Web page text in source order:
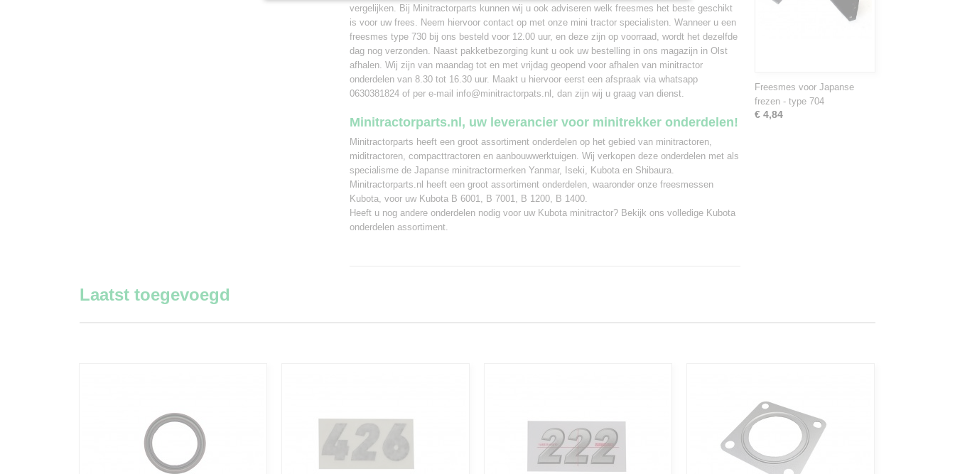
vergelijken. Bij Minitractorparts kunnen wij u ook adviseren welk freesmes het beste geschikt
is voor uw frees. Neem hiervoor contact op met onze mini tractor specialisten. Wanneer u een
freesmes type 730 bij ons besteld voor 12.00 uur, en deze zijn op voorraad, wordt het dezelfde
dag nog verzonden. Naast pakketbezorging kunt u ook uw bestelling in ons magazijn in Olst
afhalen. Wij zijn van maandag tot en met vrijdag geopend voor afhalen van minitractor
onderdelen van 8.30 tot 16.30 uur. Maakt u hiervoor eerst een afspraak via whatsapp
0630381824 of per e-mail info@minitractorpats.nl, dan zijn wij u graag van dienst.
Minitractorparts.nl, uw leverancier voor minitrekker onderdelen!
Minitractorparts heeft een groot assortiment onderdelen op het gebied van minitractoren,
miditractoren, compacttractoren en aanbouwwerktuigen. Wij verkopen deze onderdelen met als
specialisme de Japanse minitractormerken Yanmar, Iseki, Kubota en Shibaura.
Minitractorparts.nl heeft een groot assortiment onderdelen, waaronder onze freesmessen
Kubota, voor uw Kubota B 6001, B 7001, B 1200, B 1400.
Heeft u nog andere onderdelen nodig voor uw Kubota minitractor? Bekijk ons volledige Kubota
onderdelen assortiment.
Freesmes voor Japanse
frezen - type 704
€ 4,84
Laatst toegevoegd